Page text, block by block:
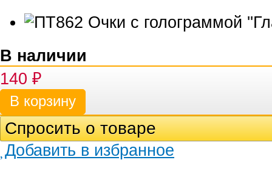
В наличии
140 ₽
Спросить о товаре
Добавить в избранное